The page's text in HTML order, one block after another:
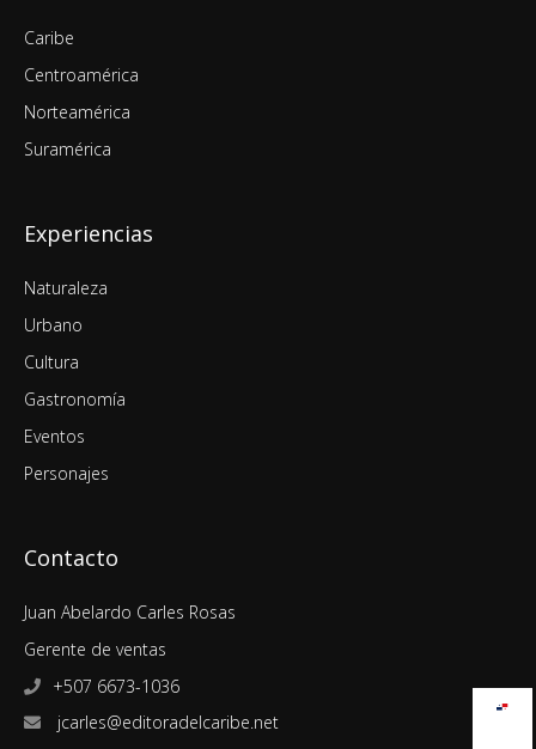
Caribe
Centroamérica
Norteamérica
Suramérica
Experiencias
Naturaleza
Urbano
Cultura
Gastronomía
Eventos
Personajes
Contacto
Juan Abelardo Carles Rosas
Gerente de ventas
+507 6673-1036
jcarles@editoradelcaribe.net